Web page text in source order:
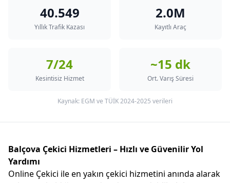
40.549
Yıllık Trafik Kazası
2.0M
Kayıtlı Araç
7/24
Kesintisiz Hizmet
~15 dk
Ort. Varış Süresi
Kaynak: EGM ve TÜİK 2024-2025 verileri
Balçova Çekici Hizmetleri – Hızlı ve Güvenilir Yol
Yardımı
Online Çekici ile en yakın çekici hizmetini anında alarak